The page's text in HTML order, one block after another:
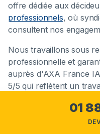
offre dédiée aux
professionnels, où
consultent nos
Nous travaillons sous
professionnelle et
auprès d'AXA France
5/5 qui reflètent un
il sécurise chaque
ouvrages et engage
01